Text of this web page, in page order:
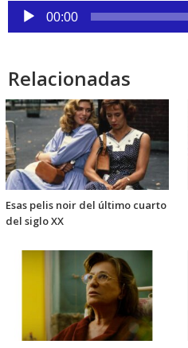
Reproductor
de
00:00
Relacionadas
Esas pelis noir del último cuarto
del siglo XX